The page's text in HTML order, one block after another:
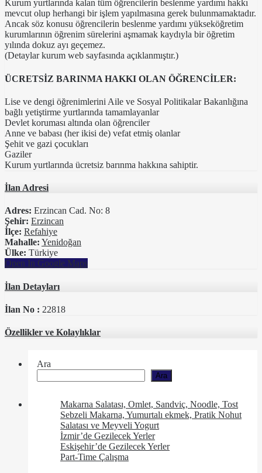
Kurum yurtlarında kalan tüm öğrencilerin beslenme yardımı hakkı
mevcut olup herhangi bir işlem yapılmasına gerek bulunmamaktadır.
Ancak söz konusu öğrencilerin beslenme yardımı yükseköğretim
kurumlarının öğrenim sürelerini aşmamak kaydıyla bir öğretim
yılında dokuz ayı geçemez.
(Detaylar kurum web sayfasında açıklanmıştır.)
ÜCRETSİZ BARINMA HAKKI OLAN ÖĞRENCİLER:
Lise ve dengi öğrenimlerini Aile ve Sosyal Politikalar Bakanlığına
bağlı yetiştirme yurtlarında tamamlayanlar
Devlet koruması altında olan öğrenciler
Anne ve babası (her ikisi de) vefat etmiş olanlar
Şehit ve gazi çocukları
Gaziler
Kurum yurtlarında ücretsiz barınma hakkına sahiptir.
İlan Adresi
Adres: Erzincan Cad. No: 8
Şehir: Erzincan
İlçe: Refahiye
Mahalle: Yenidoğan
Ülke: Türkiye
Open In Google Maps
İlan Detayları
İlan No : 22818
Özellikler ve Kolaylıklar
Ara
Ara
Makarna Salatası, Omlet, Sandviç, Noodle, Tost
Sebzeli Makarna, Yumurtalı ekmek, Pratik Nohut
Salatası ve Meyveli Yogurt
İzmir’de Gezilecek Yerler
Eskişehir’de Gezilecek Yerler
Part-Time Çalışma